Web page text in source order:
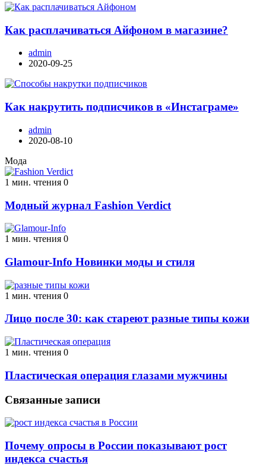
Как расплачиваться Айфоном в магазине?
admin
2020-09-25
Как накрутить подписчиков в «Инстаграме»
admin
2020-08-10
Мода
1 мин. чтения 0
Модный журнал Fashion Verdict
1 мин. чтения 0
Glamour-Info Новинки моды и стиля
1 мин. чтения 0
Лицо после 30: как стареют разные типы кожи
1 мин. чтения 0
Пластическая операция глазами мужчины
Связанные записи
Почему опросы в России показывают рост
индекса счастья